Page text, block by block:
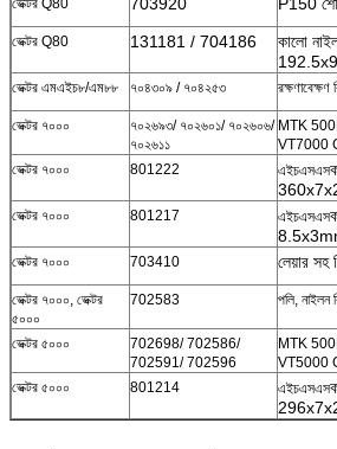
ভেক্টর Q80
ভেক্টর Q80 131181 / 704186
কালো
ভেক্টর এমএইচ৮/এম৮৮ ৭০৪৩০৯ / ৭০৪২৫৩
ভেক্টর ৭০০০
৭০২৬৯৩/ ৭০২৬০১/ ৭০২৬০৬/
৭০২৬১১
MTK
VT7000
ভেক্টর ৭০০০
801222 এইচএসএস
ভেক্টর ৭০০০ 801217 এইচএসএস
ভেক্টর ৭০০০ 703410 লেয়ার সহ
ভেক্টর ৭০০০, ভেক্টর
৫০০০
702583 পলি,
ভেক্টর ৫০০০
702698/ 702586/
702591/ 702596
MTK
VT5000
ভেক্টর ৫০০০
801214 এইচএসএস